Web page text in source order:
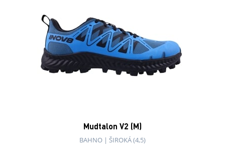
Mudtalon V2 (M)
BAHNO | ŠIROKÁ (4,5)